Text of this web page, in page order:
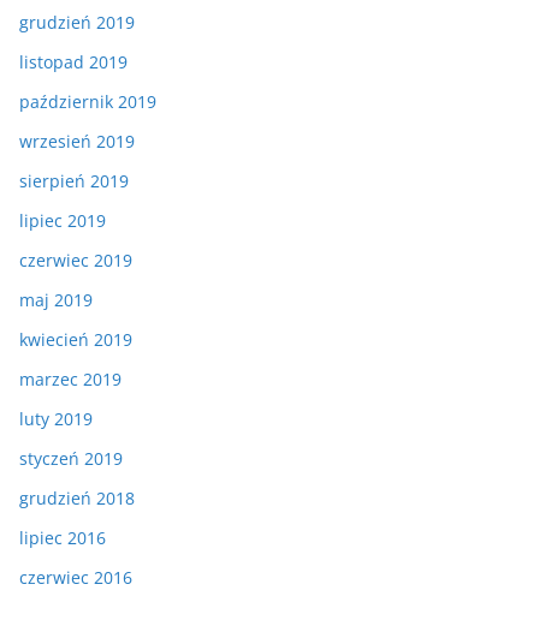
grudzień 2019
listopad 2019
październik 2019
wrzesień 2019
sierpień 2019
lipiec 2019
czerwiec 2019
maj 2019
kwiecień 2019
marzec 2019
luty 2019
styczeń 2019
grudzień 2018
lipiec 2016
czerwiec 2016